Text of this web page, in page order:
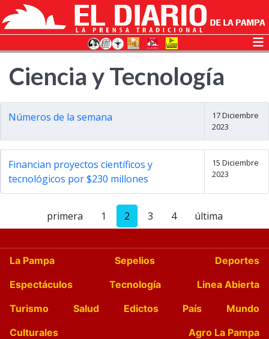
Ciencia y Tecnología
Números de la semana
17 Diciembre
2023
Financian proyectos científicos y
tecnológicos por $230 millones
15 Diciembre
2023
primera 1 2 3 4 última
La Pampa Sepelios
Deportes
Espectáculos
Tecnología
Linea Abierta
Turismo
Salud Edictos País
Mundo
Culturales
Agro La Pampa